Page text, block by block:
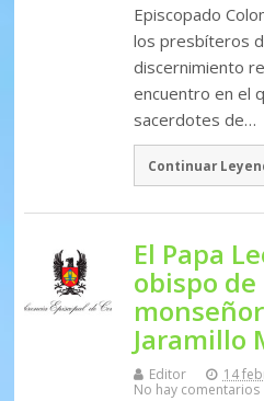
Episcopado
los presbíteros
discernimiento
encuentro en el
sacerdotes de…
Continuar
El Papa
obispo
Jaramillo
Editor 14
No hay comentarios